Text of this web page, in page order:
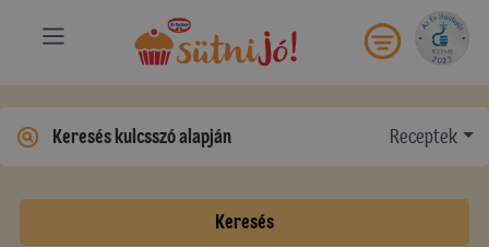
Receptek
Keresés